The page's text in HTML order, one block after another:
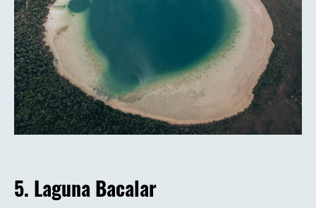
5. Laguna Bacalar